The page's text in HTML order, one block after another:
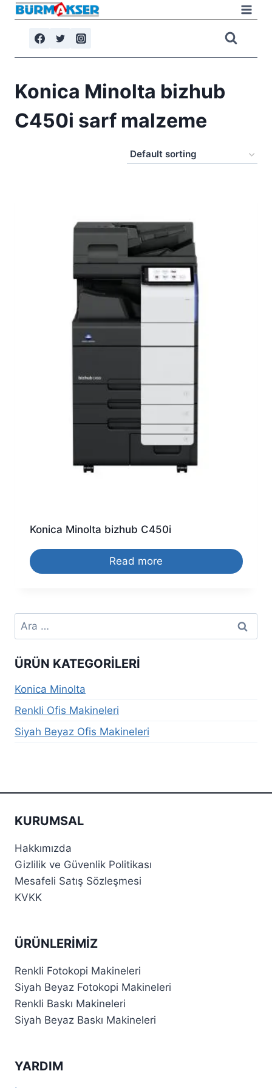
Skip
content
Konica Minolta bizhub
C450i sarf malzeme
Konica Minolta bizhub C450i
Read more
Arama:
ÜRÜN KATEGORILERI
Konica Minolta
Renkli Ofis Makineleri
Siyah Beyaz Ofis Makineleri
KURUMSAL
Hakkımızda
Gizlilik ve Güvenlik Politikası
Mesafeli Satış Sözleşmesi
KVKK
ÜRÜNLERIMIZ
Renkli Fotokopi Makineleri
Siyah Beyaz Fotokopi Makineleri
Renkli Baskı Makineleri
Siyah Beyaz Baskı Makineleri
YARDIM